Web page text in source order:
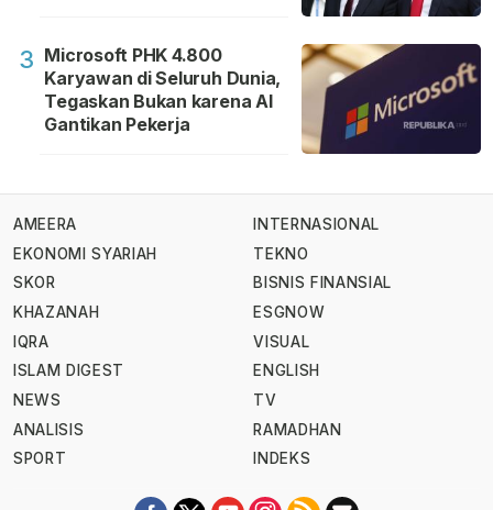
3 Microsoft PHK 4.800
Karyawan di Seluruh Dunia,
Tegaskan Bukan karena AI
Gantikan Pekerja
AMEERA
EKONOMI SYARIAH
SKOR
KHAZANAH
IQRA
ISLAM DIGEST
NEWS
ANALISIS
SPORT
INTERNASIONAL
TEKNO
BISNIS FINANSIAL
ESGNOW
VISUAL
ENGLISH
TV
RAMADHAN
INDEKS